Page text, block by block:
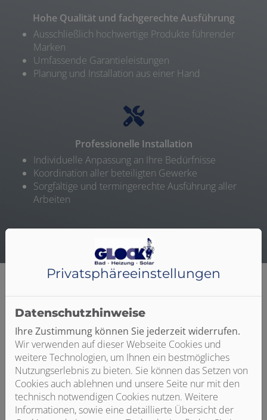
Hohe Qualität und fachgerechte Ausführung
Ausschließlich hochwertige Produkte führender
Marken
Umfassende Garantieleistungen
Planung und Installation aus einer Hand
Professionelle Installation
Individuelle Anpassung an Ihre Bedürfnisse
Koordination aller beteiligten Gewerke
Sorgfältige und termingerechte Ausführung aller
Arbeiten
Fugenloses Bad
Wohlfühlatmosphäre der Extraklasse
Ihr Bad soll etwas Besonderes sein? Sie haben keine
Lust auf kleine Fliesen und sich verfärbende
Fugenmasse? Dann haben wir die perfekte Lösung für
Sie! Als erfahrener Handwerksbetrieb ist Glock Bad
Heizung Solar Ihr Partner aus Aalen für ein fugenloses
Privatsphäre­einstellungen
Datenschutzhinweise
Ihre Zustimmung können Sie jederzeit widerrufen.
Wir verwenden auf dieser Webseite Cookies und
weitere Technologien, um Ihnen ein bestmögliches
Nutzungserlebnis zu bieten. Sie können das Setzen von
Cookies auch ablehnen und unsere Seite nur mit den
technisch notwendigen Cookies nutzen. Weitere
Informationen, sowie eine detaillierte Übersicht der